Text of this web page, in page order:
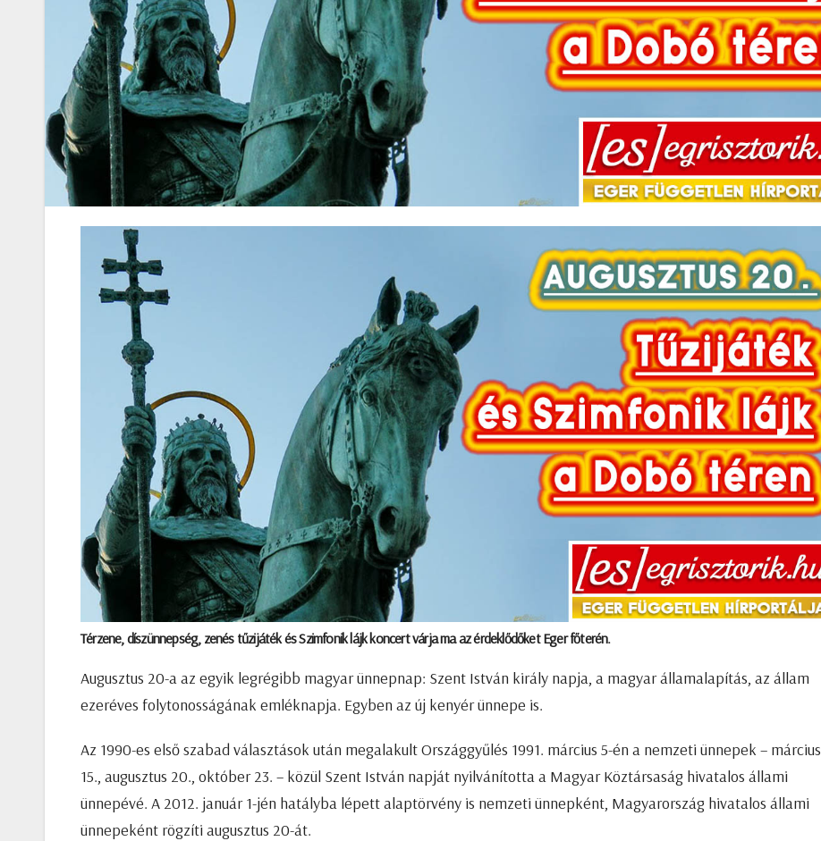
Térzene, díszünnepség, zenés tűzijáték és Szimfonik lájk koncert várja ma az érdeklődőket Eger főterén.
Augusztus 20-a az egyik legrégibb magyar ünnepnap: Szent István király napja, a magyar államalapítás, az állam
ezeréves folytonosságának emléknapja. Egyben az új kenyér ünnepe is.
Az 1990-es első szabad választások után megalakult Országgyűlés 1991. március 5-én a nemzeti ünnepek – március
15., augusztus 20., október 23. – közül Szent István napját nyilvánította a Magyar Köztársaság hivatalos állami
ünnepévé. A 2012. január 1-jén hatályba lépett alaptörvény is nemzeti ünnepként, Magyarország hivatalos állami
ünnepeként rögzíti augusztus 20-át.